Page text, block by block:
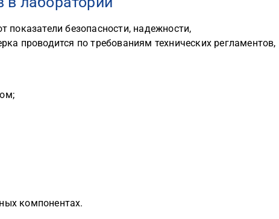
безопасности, надежности,
проводится по требованиям технических регламентов,
компонентах.